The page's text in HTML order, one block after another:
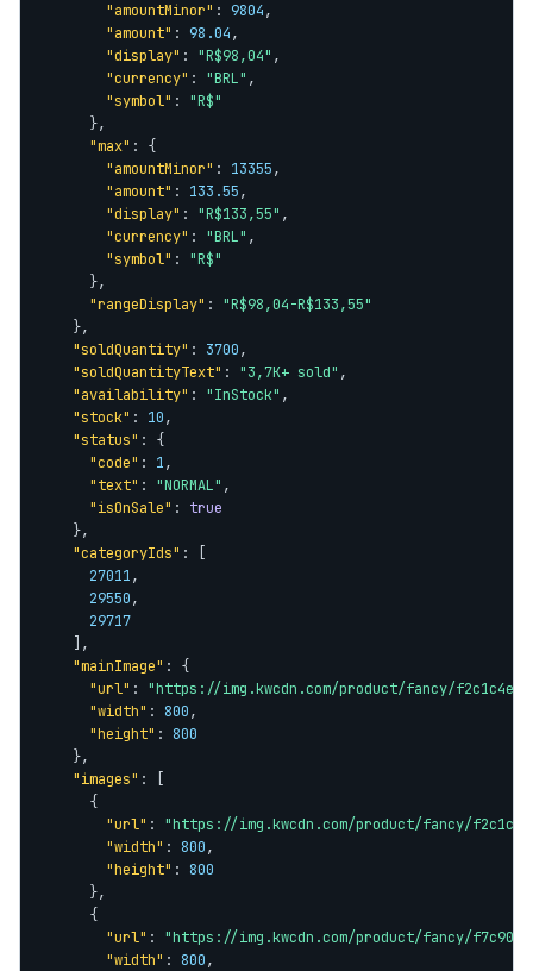
"amountMinor" : 9804,
"amount" : 98.04,
"display" : "R$98,04" ,
"currency" : "BRL" ,
"symbol" : "R$"
      },
"max" : {
"amountMinor" : 13355,
"amount" : 133.55,
"display" : "R$133,55" ,
"currency" : "BRL" ,
"symbol" : "R$"
      },
"rangeDisplay" : "R$98,04-R$133,55"
    },
"soldQuantity" : 3700,
"soldQuantityText" : "3,7K+ sold" ,
"availability" : "InStock" ,
"stock" : 10,
"status" : {
"code" : 1,
"text" : "NORMAL" ,
"isOnSale" : true
    },
"categoryIds" : [
27011,
29550,
29717
    ],
"mainImage" : {
"url" : "https://img.kwcdn.com/product/fancy/
"width" : 800,
"height" : 800
    },
"images" : [
      {
"url" : "https://img.kwcdn.com/product/fancy/
"width" : 800,
"height" : 800
      },
      {
"url" : "https://img.kwcdn.com/product/fancy/
"width" : 800,